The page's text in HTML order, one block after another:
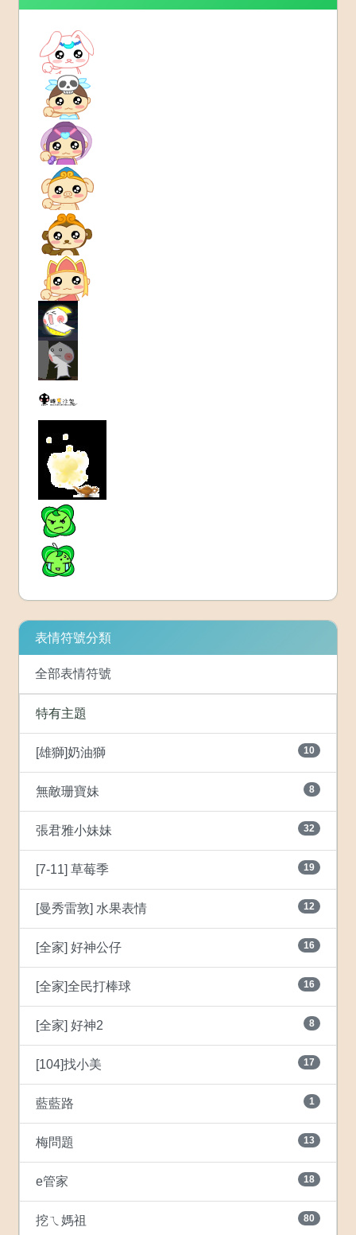
表情符號分類
全部表情符號
特有主題
[雄獅]奶油獅 10
無敵珊寶妹 8
張君雅小妹妹 32
[7-11] 草莓季 19
[曼秀雷敦] 水果表情 12
[全家] 好神公仔 16
[全家]全民打棒球 16
[全家] 好神2 8
[104]找小美 17
藍藍路 1
梅問題 13
e管家 18
挖ㄟ媽祖 80